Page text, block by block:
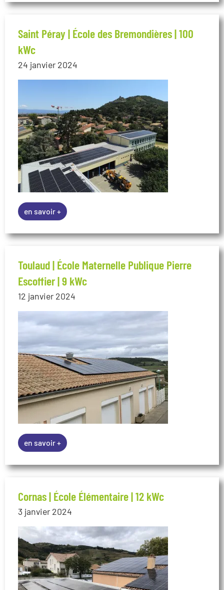
Saint Péray | École des Bremondières | 100
kWc
24 janvier 2024
en savoir +
Toulaud | École Maternelle Publique Pierre
Escoffier | 9 kWc
12 janvier 2024
en savoir +
Cornas | École Élémentaire | 12 kWc
3 janvier 2024